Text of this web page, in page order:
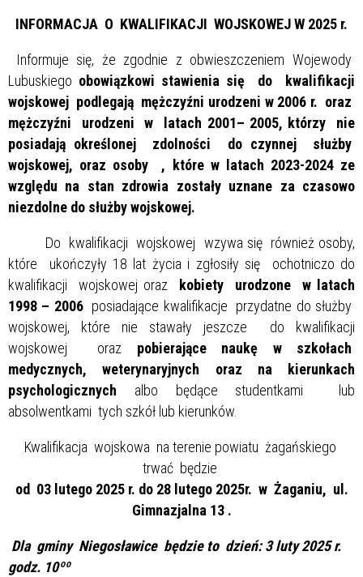
INFORMACJA O KWALIFIKACJI WOJSKOWEJ W 2025 r.
Informuje się, że zgodnie z obwieszczeniem Wojewody
Lubuskiego obowiązkowi stawienia się do kwalifikacji
wojskowej podlegają mężczyźni urodzeni w 2006 r. oraz
mężczyźni urodzeni w latach 2001– 2005, którzy nie
posiadają określonej zdolności do czynnej służby
wojskowej, oraz osoby , które w latach 2023-2024 ze
względu na stan zdrowia zostały uznane za czasowo
niezdolne do służby wojskowej.
Do kwalifikacji wojskowej wzywa się również osoby,
które ukończyły 18 lat życia i zgłosiły się ochotniczo do
kwalifikacji wojskowej oraz
kobiety
urodzone w latach
1998 – 2006posiadające kwalifikacje przydatne do służby
wojskowej, które nie stawały jeszcze do kwalifikacji
wojskowej oraz pobierające naukę w szkołach
medycznych, weterynaryjnych oraz na kierunkach
psychologicznych albo będące studentkami lub
absolwentkami tych szkół lub kierunków.
Kwalifikacja wojskowa na terenie powiatu żagańskiego
trwać będzie
od 03 lutego 2025 r. do 28 lutego 2025r. w Żaganiu, ul.
Gimnazjalna 13 .
Dla gminy Niegosławice będzie to dzień: 3 luty 2025 r.
godz. 10ºº